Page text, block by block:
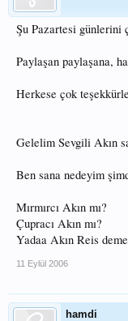
Şu Pazartesi günlerini
Paylaşan paylaşana,
Herkese çok
Gelelim Sevgili Akın
Ben sana nedeyim
Mırmırcı Akın mı?
Çupracı Akın mı?
Yadaa Akın Reis
11 Eylül 2006
hamdi